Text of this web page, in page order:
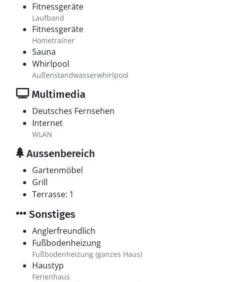
Fitnessgeräte
Laufband
Fitnessgeräte
Hometrainer
Sauna
Whirlpool
Außenstandwasserwhirlpool
Multimedia
Deutsches Fernsehen
Internet
WLAN
Aussenbereich
Gartenmöbel
Grill
Terrasse: 1
Sonstiges
Anglerfreundlich
Fußbodenheizung
Fußbodenheizung (ganzes Haus)
Haustyp
Ferienhaus